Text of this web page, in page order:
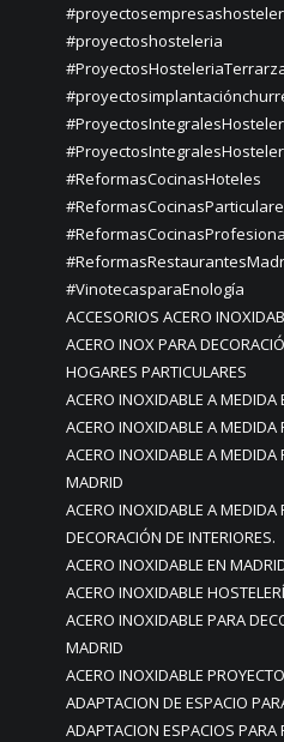
#proyectoshosteleria
#ReformasCocinasHoteles
#VinotecasparaEnología
ACCESORIOS ACERO
ACERO INOX PARA
HOGARES PARTICULARES
ACERO INOXIDABLE A MEDIDA
ACERO INOXIDABLE A
ACERO INOXIDABLE A MEDIDA
MADRID
ACERO INOXIDABLE A
DECORACIÓN DE INTERIORES.
ACERO INOXIDABLE EN
ACERO INOXIDABLE
ACERO INOXIDABLE PARA
MADRID
ACERO INOXIDABLE
ADAPTACION DE ESPACIO
ADAPTACION ESPACIOS PARA